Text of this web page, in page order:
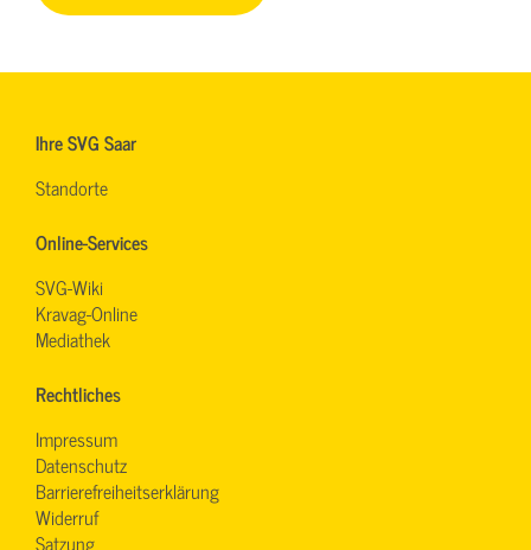
Ihre SVG Saar
Standorte
Online-Services
SVG-Wiki
Kravag-Online
Mediathek
Rechtliches
Impressum
Datenschutz
Barrierefreiheitserklärung
Widerruf
Satzung